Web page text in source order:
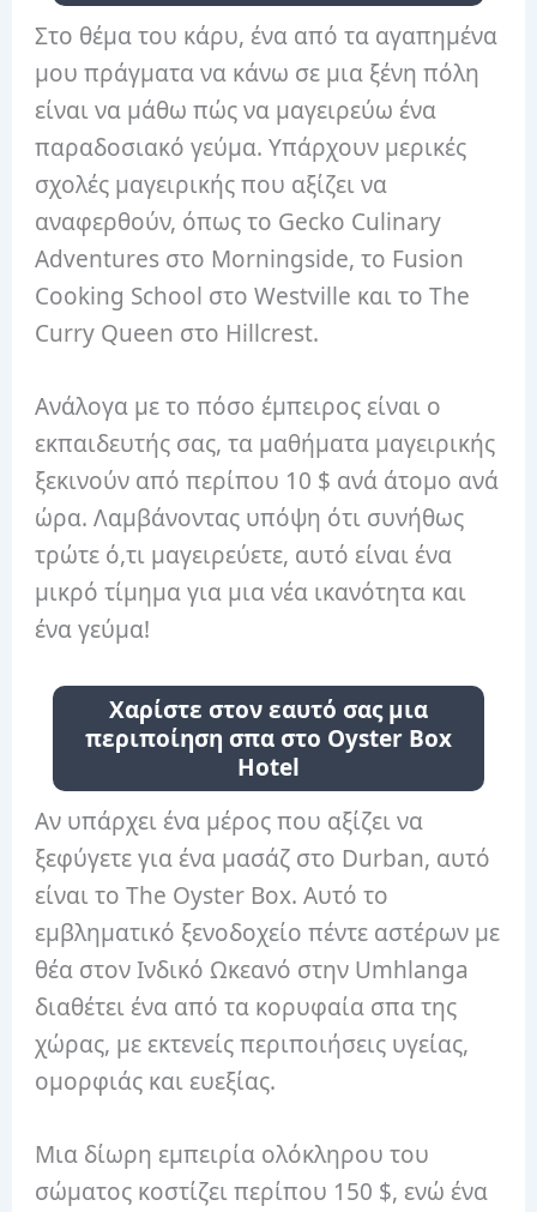
Στο θέμα του κάρυ, ένα από τα αγαπημένα
μου πράγματα να κάνω σε μια ξένη πόλη
είναι να μάθω πώς να μαγειρεύω ένα
παραδοσιακό γεύμα. Υπάρχουν μερικές
σχολές μαγειρικής που αξίζει να
αναφερθούν, όπως το Gecko Culinary
Adventures στο Morningside, το Fusion
Cooking School στο Westville και το The
Curry Queen στο Hillcrest.
Ανάλογα με το πόσο έμπειρος είναι ο
εκπαιδευτής σας, τα μαθήματα μαγειρικής
ξεκινούν από περίπου 10 $ ανά άτομο ανά
ώρα. Λαμβάνοντας υπόψη ότι συνήθως
τρώτε ό,τι μαγειρεύετε, αυτό είναι ένα
μικρό τίμημα για μια νέα ικανότητα και
ένα γεύμα!
Χαρίστε στον εαυτό σας μια
περιποίηση σπα στο Oyster Box
Hotel
Αν υπάρχει ένα μέρος που αξίζει να
ξεφύγετε για ένα μασάζ στο Durban, αυτό
είναι το The Oyster Box. Αυτό το
εμβληματικό ξενοδοχείο πέντε αστέρων με
θέα στον Ινδικό Ωκεανό στην Umhlanga
διαθέτει ένα από τα κορυφαία σπα της
χώρας, με εκτενείς περιποιήσεις υγείας,
ομορφιάς και ευεξίας.
Μια δίωρη εμπειρία ολόκληρου του
σώματος κοστίζει περίπου 150 $, ενώ ένα